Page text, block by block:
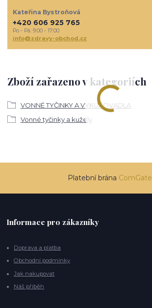
Zboží zařazeno v kategoriích
VONNÉ TYČINKY A VYKUŘOVADLA
Vonné tyčinky a kužely
Kateřina Bystroňová
+420 606 925 765
Po - Pá: 9:00 - 17:00
info@zdravy-obchod.cz
Platební brána ComGate
Informace pro zákazníky
Doprava a platba
Obchodní podmínky
Jak nakupovat
Náš příběh